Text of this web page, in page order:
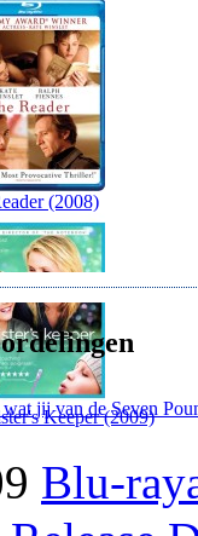
(2008)
Keeper (2009)
wat jij van de Seven
Blu-